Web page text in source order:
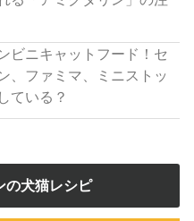
ビニキャットフード！セ
、ファミマ、ミニストッ
ている？
の犬猫レシピ